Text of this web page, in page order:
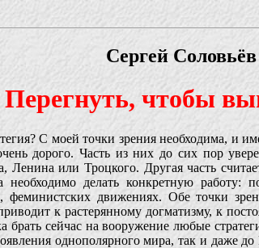
Сергей Соловьёв
Перегнуть, чтобы
С моей точки зрения необходима, и
дорого. Часть из них до сих пор
или Троцкого. Другая часть
делать конкретную работу:
феминистских движениях. Обе точки
к растерянному догматизму, к
сейчас на вооружение любые
однополярного мира, так и даже до